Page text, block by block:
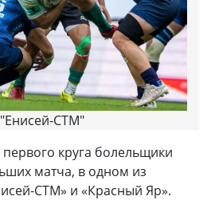
СТМ"
круга болельщики
матча, в одном из
СТМ» и «Красный Яр».